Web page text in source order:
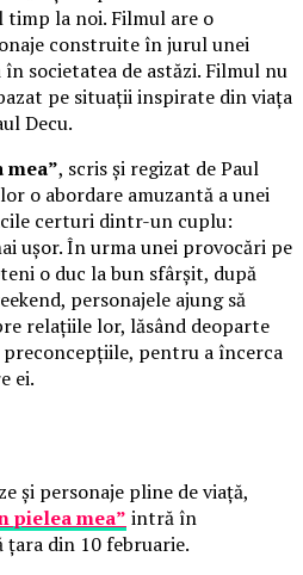
la noi. Filmul are o
construite în jurul unei
societatea de astăzi. Filmul nu
pe situații inspirate din viața
Decu.
mea”, scris și regizat de Paul
o abordare amuzantă a unei
certuri dintr-un cuplu:
ușor. În urma unei provocări pe
o duc la bun sfârșit, după
personajele ajung să
relațiile lor, lăsând deoparte
pentru a încerca
ei.
și personaje pline de viață,
pielea mea” intră în
din 10 februarie.